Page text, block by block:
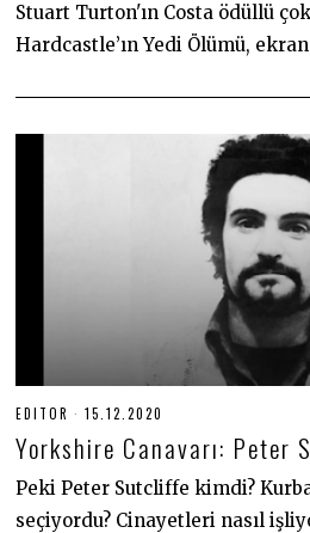
2
0
2
Stuart Turton'ın Costa ödüllü
Hardcastle’ın Yedi Ölümü,
EDITOR 15.12.2020
.
2
2
Yorkshire Canavarı: Peter
Peki Peter Sutcliffe kimdi?
seçiyordu? Cinayetleri nasıl